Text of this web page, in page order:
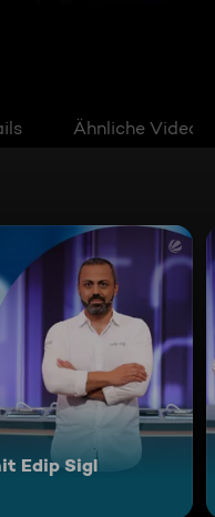
Ähnliche Videos
Edip Sigl